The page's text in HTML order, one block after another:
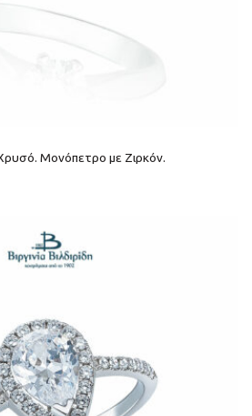
Μονόπετρο με Ζιρκόν.